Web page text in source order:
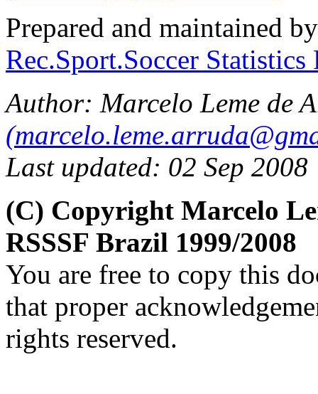
Prepared and maintained
Rec.Sport.Soccer
Author: Marcelo Leme de
Last updated: 02 Sep 2008
(C) Copyright Marcelo
RSSSF Brazil 1999/2008
You are free to copy this
that proper
rights reserved.